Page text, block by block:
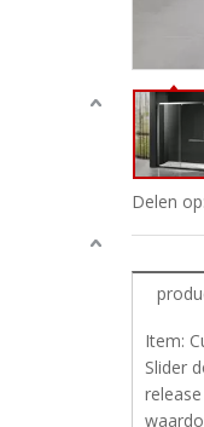
Delen op:
Item:
Slider